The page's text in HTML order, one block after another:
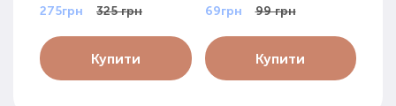
275грн 325 грн
Купити
69грн 99 грн
Купити